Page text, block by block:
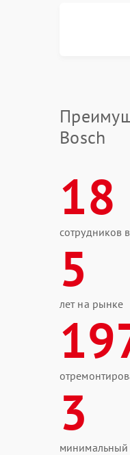
Bosch
18
сотрудников
5
лет на рынке
3
минимальный